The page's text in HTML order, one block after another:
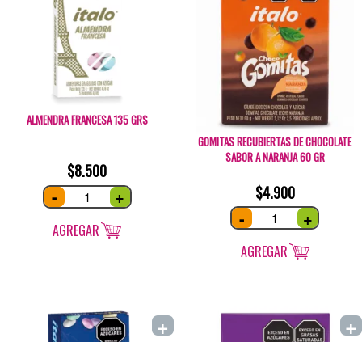
ALMENDRA FRANCESA 135 GRS
$8.500
- Almendra
Francesa
135
quantity
+
AGREGAR
GOMITAS RECUBIERTAS DE CHOCOLATE
SABOR A NARANJA 60 GR
$4.900
- Gomitas
recubiertas
de
sabor
a
+
AGREGAR
+ +